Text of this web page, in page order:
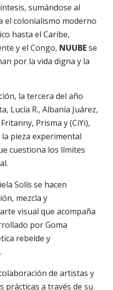
sumándose al
el colonialismo moderno
hasta el Caribe,
y el Congo, NUUBEse
por la vida digna y la
la tercera del año
Lucía R., Albania Juárez,
Prisma y (CiYi),
pieza experimental
cuestiona los límites
Solís se hacen
mezcla y
visual que acompaña
por Goma
rebelde y
de artistas y
prácticas a través de su